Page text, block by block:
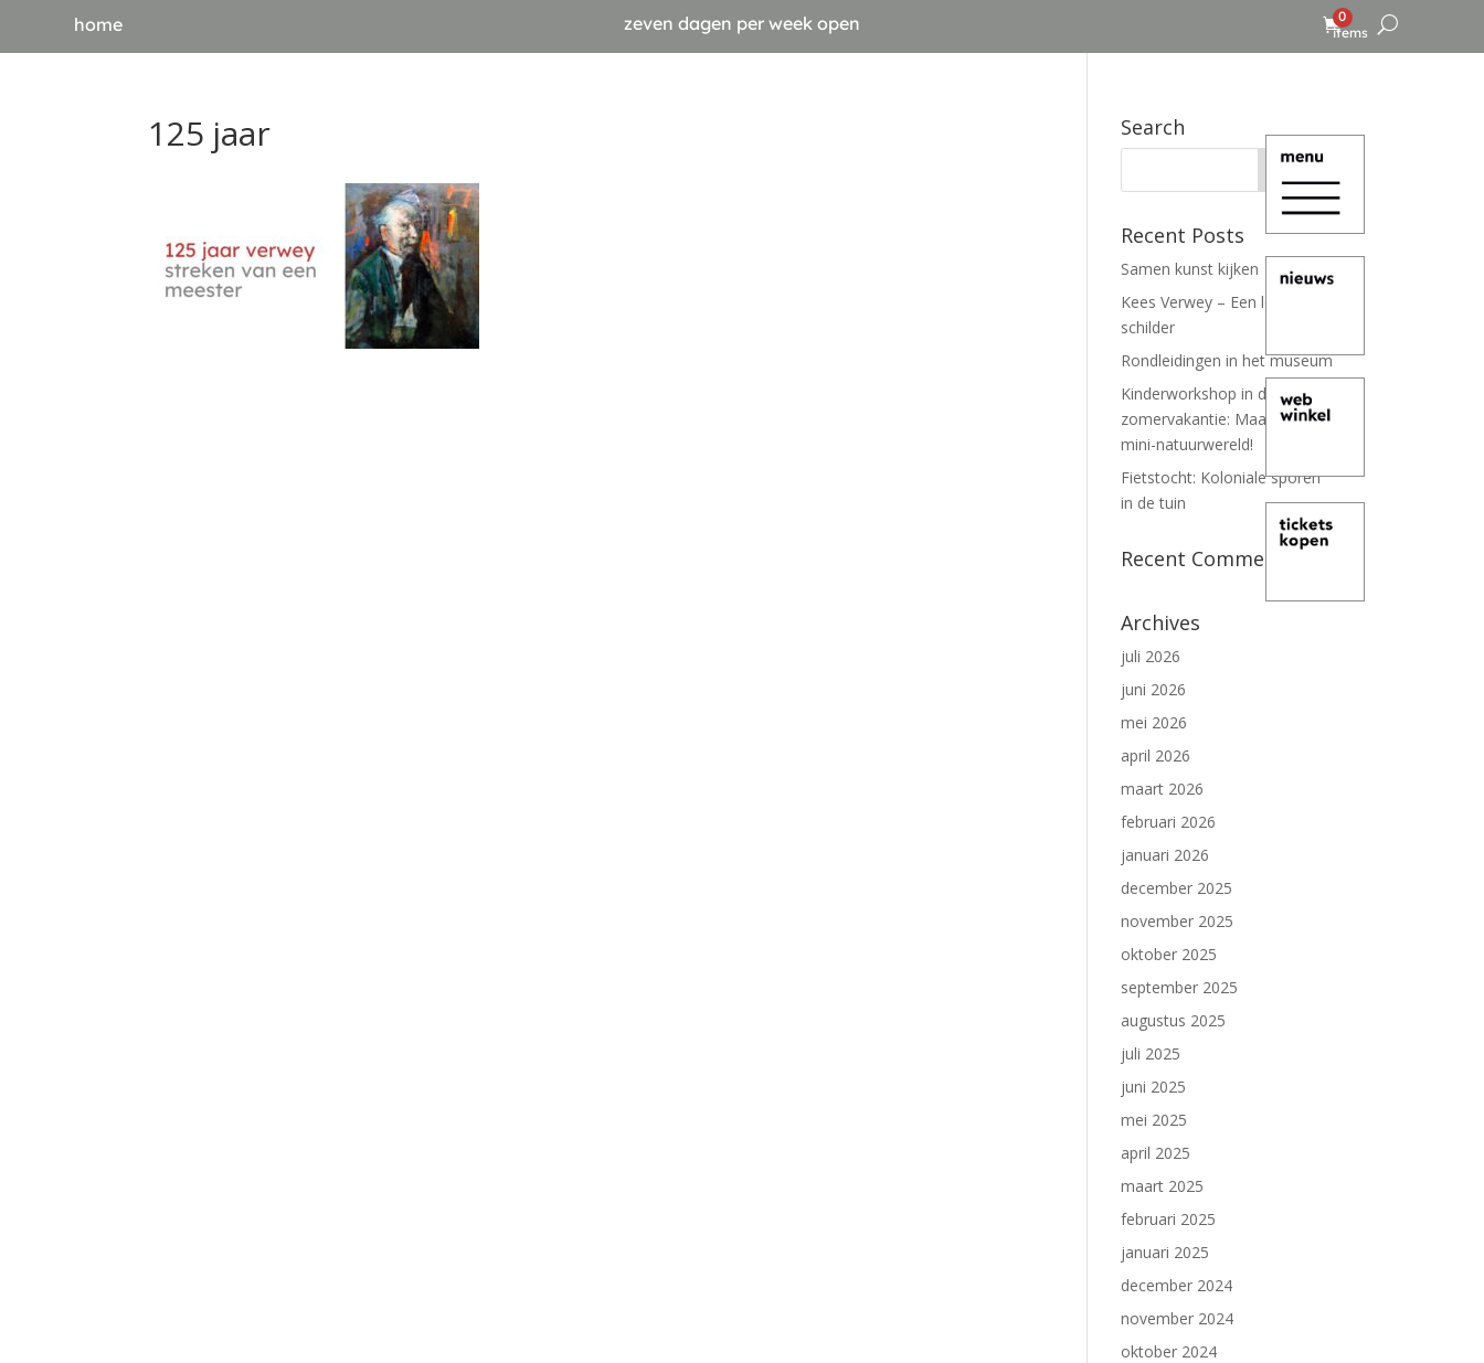
home zeven dagen per week open
0
items
125 jaar Search
Recent Posts
Samen kunst kijken
Kees Verwey – Een leven lang
schilder
Rondleidingen in het museum
Kinderworkshop in de
zomervakantie: Maak je eigen
mini-natuurwereld!
Fietstocht: Koloniale sporen
in de tuin
Recent Comments
Archives
juli 2026
juni 2026
mei 2026
april 2026
maart 2026
februari 2026
januari 2026
december 2025
november 2025
oktober 2025
september 2025
augustus 2025
juli 2025
juni 2025
mei 2025
april 2025
maart 2025
februari 2025
januari 2025
december 2024
november 2024
oktober 2024